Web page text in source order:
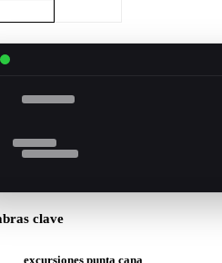
clave
excursiones punta cana